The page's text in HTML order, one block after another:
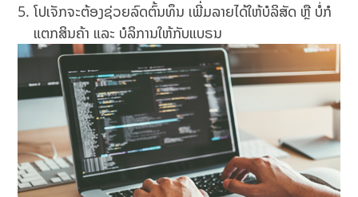
ໂປເຈັກຈະຕ້ອງຊ່ວຍລົດຕົ້ນທຶນ ເພີ່ມລາຍໄດ້ໃຫ້ບໍລິສັດ ຫຼື ບໍ່ກໍ
ແຕກສິນຄ້າ ແລະ ບໍລິການໃຫ້ກັບແບຣນ